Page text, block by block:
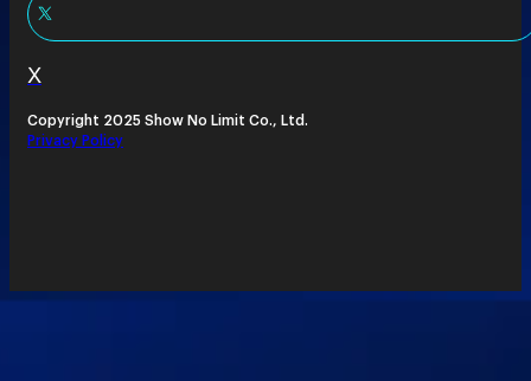
X
Copyright 2025 Show No Limit Co., Ltd.
Privacy Policy